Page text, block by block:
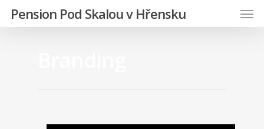
Pension Pod Skalou v Hřensku